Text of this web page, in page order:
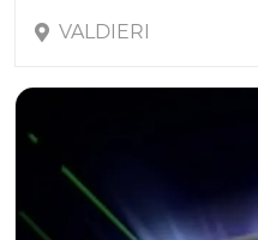
VALDIERI